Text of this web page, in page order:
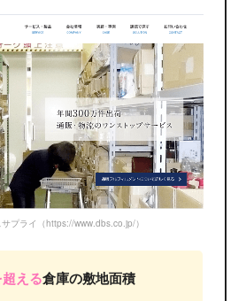
プライ（https://www.dbs.co.jp/）
える倉庫の敷地面積